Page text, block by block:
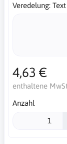
Veredelung:
4,63 €
enthaltene
Anzahl